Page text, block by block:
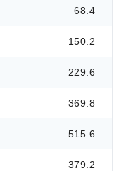
68.4
150.2
229.6
369.8
515.6
379.2